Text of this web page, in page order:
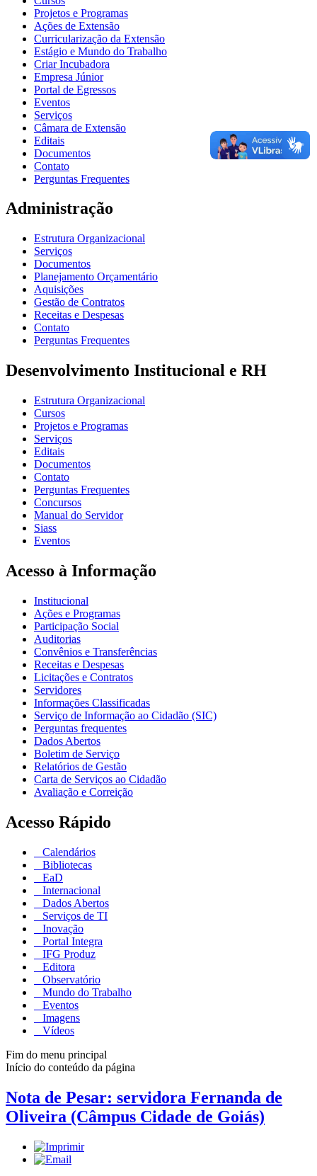
Projetos e Programas
Ações de Extensão
Curricularização da Extensão
Estágio e Mundo do Trabalho
Criar Incubadora
Empresa Júnior
Portal de Egressos
Eventos
Serviços
Câmara de Extensão
Editais
Documentos
Contato
Perguntas Frequentes
Administração
Estrutura Organizacional
Serviços
Documentos
Planejamento Orçamentário
Aquisições
Gestão de Contratos
Receitas e Despesas
Contato
Perguntas Frequentes
Desenvolvimento Institucional e RH
Estrutura Organizacional
Cursos
Projetos e Programas
Serviços
Editais
Documentos
Contato
Perguntas Frequentes
Concursos
Manual do Servidor
Siass
Eventos
Acesso à Informação
Institucional
Ações e Programas
Participação Social
Auditorias
Convênios e Transferências
Receitas e Despesas
Licitações e Contratos
Servidores
Informações Classificadas
Serviço de Informação ao Cidadão (SIC)
Perguntas frequentes
Dados Abertos
Boletim de Serviço
Relatórios de Gestão
Carta de Serviços ao Cidadão
Avaliação e Correição
Acesso Rápido
Calendários
Bibliotecas
EaD
Internacional
Dados Abertos
Serviços de TI
Inovação
Portal Integra
IFG Produz
Editora
Observatório
Mundo do Trabalho
Eventos
Imagens
Vídeos
Fim do menu principal
Início do conteúdo da página
Nota de Pesar: servidora Fernanda de
Oliveira (Câmpus Cidade de Goiás)